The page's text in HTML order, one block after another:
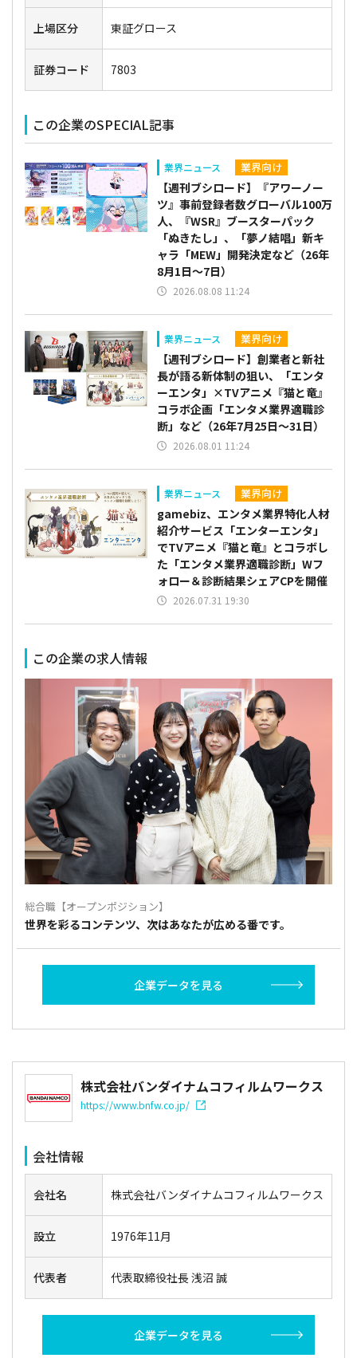
上場区分 東証グロース
証券コード 7803
この企業のSPECIAL記事
業界ニュース 業界向け
【週刊ブシロード】『アワーノー
ツ』事前登録者数グローバル100万
人、『WSR』ブースターパック
「ぬきたし」、「夢ノ結唱」新キ
ャラ「MEW」開発決定など（26年
8月1日～7日）
2026.08.08 11:24
業界ニュース 業界向け
【週刊ブシロード】創業者と新社
長が語る新体制の狙い、「エンタ
ーエンタ」×TVアニメ『猫と竜』
コラボ企画「エンタメ業界適職診
断」など（26年7月25日～31日）
2026.08.01 11:24
業界ニュース 業界向け
gamebiz、エンタメ業界特化人材
紹介サービス「エンターエンタ」
でTVアニメ『猫と竜』とコラボし
た「エンタメ業界適職診断」Wフ
ォロー＆診断結果シェアCPを開催
2026.07.31 19:30
この企業の求人情報
総合職【オープンポジション】
世界を彩るコンテンツ、次はあなたが広める番です。
企業データを見る
株式会社バンダイナムコフィルムワークス
https://www.bnfw.co.jp/
会社情報
会社名 株式会社バンダイナムコフィルムワークス
設立 1976年11月
代表者 代表取締役社長 浅沼 誠
企業データを見る